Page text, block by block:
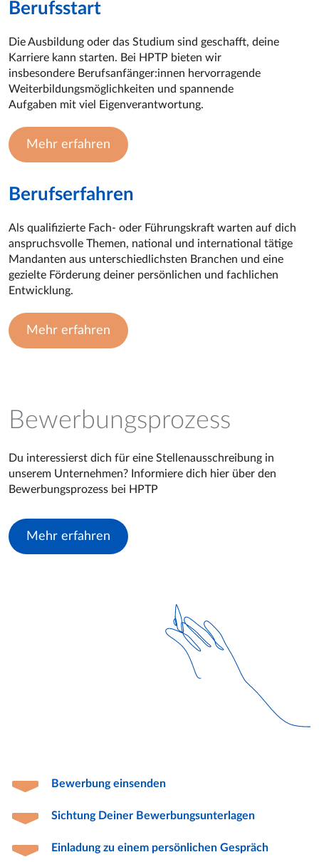
Berufsstart
Die Ausbildung oder das Studium sind geschafft, deine
Karriere kann starten. Bei HPTP bieten wir
insbesondere Berufsanfänger:innen hervorragende
Weiterbildungsmöglichkeiten und spannende
Aufgaben mit viel Eigenverantwortung.
Mehr erfahren
Berufserfahren
Als qualifizierte Fach- oder Führungskraft warten auf dich
anspruchsvolle Themen, national und international tätige
Mandanten aus unterschiedlichsten Branchen und eine
gezielte Förderung deiner persönlichen und fachlichen
Entwicklung.
Mehr erfahren
Bewerbungsprozess
Du interessierst dich für eine Stellenausschreibung in
unserem Unternehmen? Informiere dich hier über den
Bewerbungsprozess bei HPTP
Mehr erfahren
Bewerbung einsenden
Sichtung Deiner Bewerbungsun­terlagen
Einladung zu einem persönlichen Gespräch